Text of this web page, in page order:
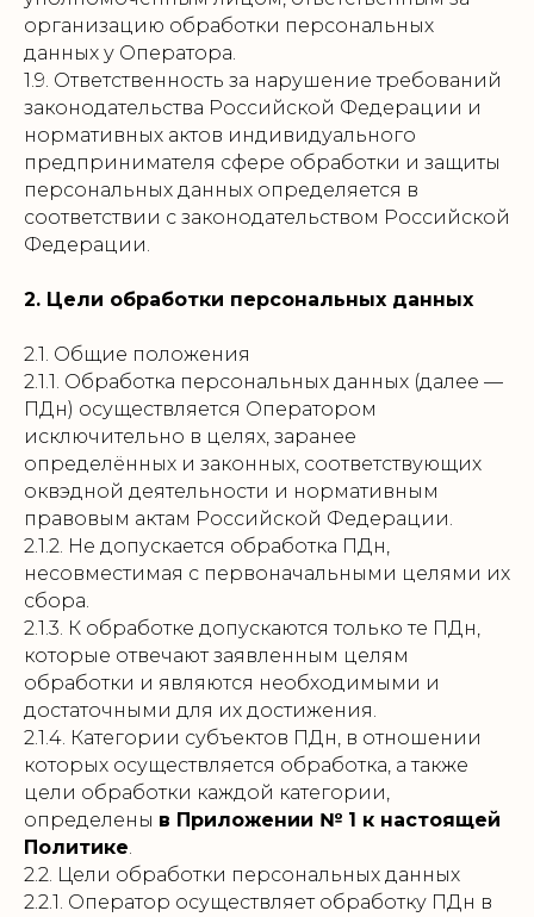
организацию обработки персональных
данных у Оператора.
1.9. Ответственность за нарушение требований
законодательства Российской Федерации и
нормативных актов индивидуального
предпринимателя сфере обработки и защиты
персональных данных определяется в
соответствии с законодательством Российской
Федерации.
2. Цели обработки персональных данных
2.1. Общие положения
2.1.1. Обработка персональных данных (далее —
ПДн) осуществляется Оператором
исключительно в целях, заранее
определённых и законных, соответствующих
оквэдной деятельности и нормативным
правовым актам Российской Федерации.
2.1.2. Не допускается обработка ПДн,
несовместимая с первоначальными целями их
сбора.
2.1.3. К обработке допускаются только те ПДн,
которые отвечают заявленным целям
обработки и являются необходимыми и
достаточными для их достижения.
2.1.4. Категории субъектов ПДн, в отношении
которых осуществляется обработка, а также
цели обработки каждой категории,
определены в Приложении № 1 к настоящей
Политике.
2.2. Цели обработки персональных данных
2.2.1. Оператор осуществляет обработку ПДн в